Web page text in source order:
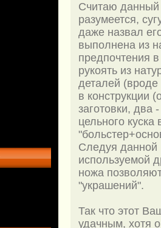
Считаю данный
разумеется,
даже назвал
выполнена из
предпочтения
рукоять из
деталей (вроде
в конструкции
заготовки, два
цельного
Следуя данной
используемой
ножа
"украшений".
Так что этот
удачным, хотя